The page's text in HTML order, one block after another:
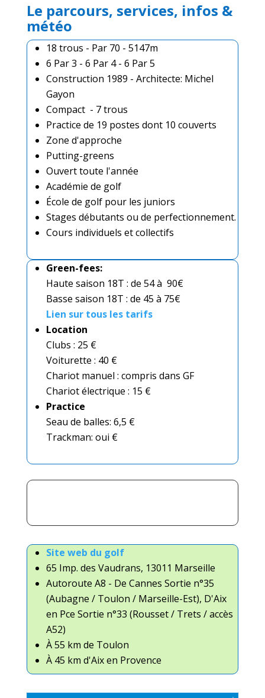
Le parcours, services, infos &
météo
18 trous - Par 70 - 5147m
6 Par 3 - 6 Par 4 - 6 Par 5
Construction 1989 - Architecte: Michel
Gayon
Compact - 7 trous
Practice de 19 postes dont 10 couverts
Zone d'approche
Putting-greens
Ouvert toute l'année
Académie de golf
École de golf pour les juniors
Stages débutants ou de perfectionnement.
Cours individuels et collectifs
Green-fees:
Haute saison 18T : de 54 à 90€
Basse saison 18T : de 45 à 75€
Lien sur tous les tarifs
Location
Clubs : 25 €
Voiturette : 40 €
Chariot manuel : compris dans GF
Chariot électrique : 15 €
Practice
Seau de balles: 6,5 €
Trackman: oui €
Site web du golf
65 Imp. des Vaudrans, 13011 Marseille
Autoroute A8 - De Cannes Sortie n°35
(Aubagne / Toulon / Marseille-Est), D'Aix
en Pce Sortie n°33 (Rousset / Trets / accès
A52)
À 55 km de Toulon
À 45 km d'Aix en Provence